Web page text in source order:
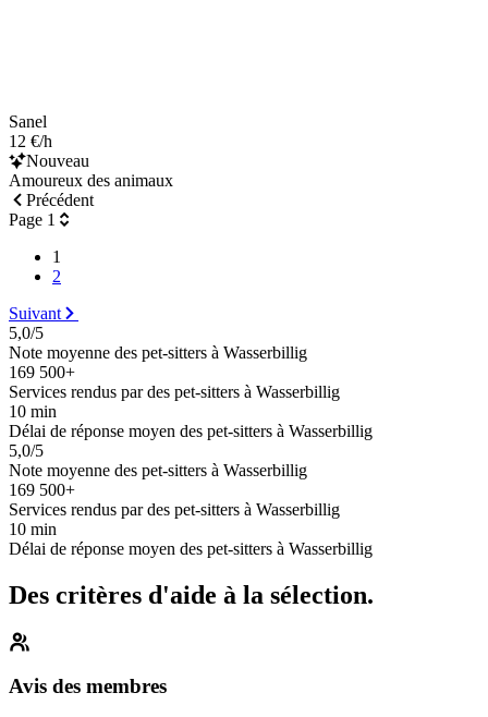
Sanel
12 €/h
Nouveau
Amoureux des animaux
Précédent
Page 1
1
2
Suivant
5,0/5
Note moyenne des pet-sitters à Wasserbillig
169 500+
Services rendus par des pet-sitters à Wasserbillig
10 min
Délai de réponse moyen des pet-sitters à Wasserbillig
5,0/5
Note moyenne des pet-sitters à Wasserbillig
169 500+
Services rendus par des pet-sitters à Wasserbillig
10 min
Délai de réponse moyen des pet-sitters à Wasserbillig
Des critères d'aide à la sélection.
Avis des membres